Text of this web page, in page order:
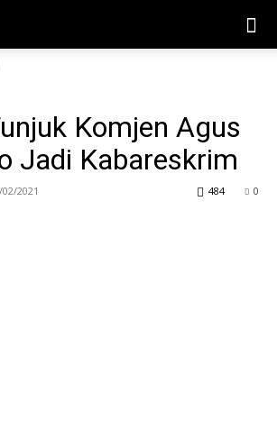
Komjen Agus
Jadi Kabareskrim
02/2021 0
484